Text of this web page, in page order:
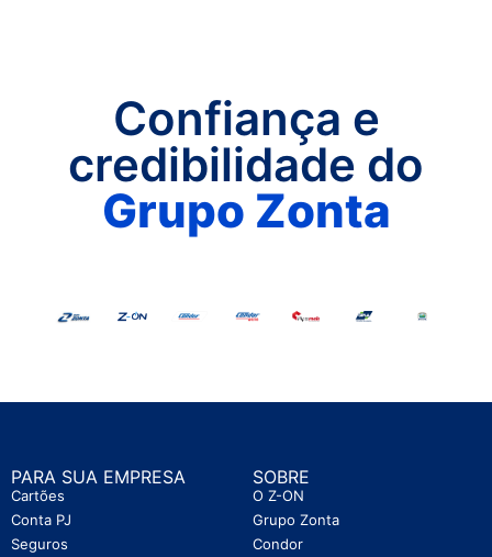
Confiança e
credibilidade do
Grupo Zonta
PARA SUA EMPRESA
Cartões
Conta PJ
Seguros
SOBRE
O Z-ON
Grupo Zonta
Condor